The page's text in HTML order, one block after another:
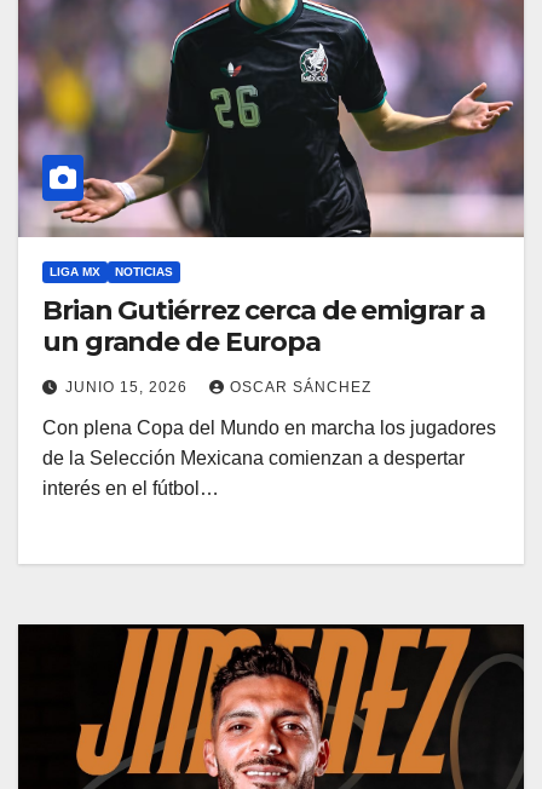
LIGA MX NOTICIAS
Brian Gutiérrez cerca de emigrar a
un grande de Europa
JUNIO 15, 2026 OSCAR SÁNCHEZ
Con plena Copa del Mundo en marcha los jugadores
de la Selección Mexicana comienzan a despertar
interés en el fútbol…